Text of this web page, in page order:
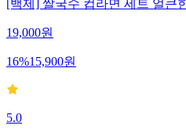
[백제] 쌀국수 컵라면 세트 얼큰
19,000원
16%15,900원
5.0